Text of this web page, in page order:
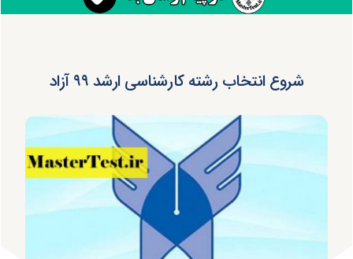
شروع انتخاب رشته کارشناسی ارشد ۹۹ آزاد